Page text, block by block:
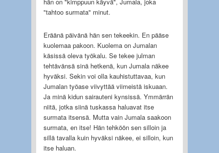
"tahtoo surmata" minut.
Eräänä päivänä hän sen tekeekin. En pääse
kuolemaa pakoon. Kuolema on Jumalan
käsissä oleva työkalu. Se tekee julman
tehtävänsä sinä hetkenä, kun Jumala näkee
hyväksi. Sekin voi olla kauhistuttavaa, kun
Jumalan työase viivyttää viimeistä iskuaan.
Ja minä kidun sairauteni kynsissä. Ymmärrän
niitä, jotka siinä tuskassa haluavat itse
surmata itsensä. Mutta vain Jumala saakoon
surmata, en itse! Hän tehköön sen silloin ja
sillä tavalla kuin hyväksi näkee, ei silloin, kun
itse haluan.